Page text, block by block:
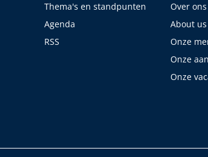
Thema's en standpunten
Agenda
RSS
Over ons
About us
Onze
Onze
Onze